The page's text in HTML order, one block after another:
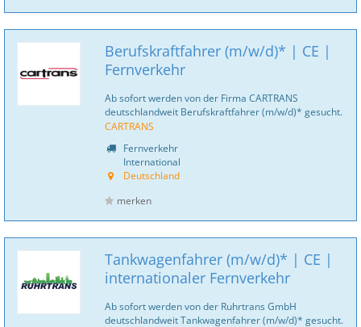
Berufskraftfahrer (m/w/d)* | CE |
Fernverkehr
Ab sofort werden von der Firma CARTRANS
deutschlandweit Berufskraftfahrer (m/w/d)* gesucht.
CARTRANS
Fernverkehr
International
Deutschland
merken
Tankwagenfahrer (m/w/d)* | CE |
internationaler Fernverkehr
Ab sofort werden von der Ruhrtrans GmbH
deutschlandweit Tankwagenfahrer (m/w/d)* gesucht.